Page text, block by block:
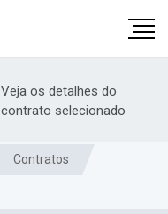
Veja os detalhes do
contrato selecionado
Contratos